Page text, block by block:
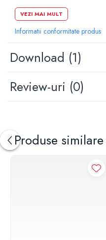
Actionare din fata
Lungime: 24.6 cm
Inaltim: 16.4 cm
VEZI MAI MULT
Informatii conformitate produs
Download (1)
Review-uri (0)
Produse similare